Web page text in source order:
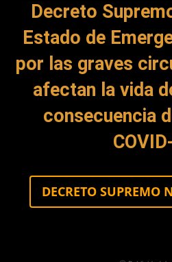
Decreto
Estado de
por las graves
afectan la vida
consecuencia
DECRETO SUPREMO